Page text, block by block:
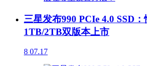
三星发布990 PCIe 4.0 SSD：
1TB/2TB双版本上市
8 07.17